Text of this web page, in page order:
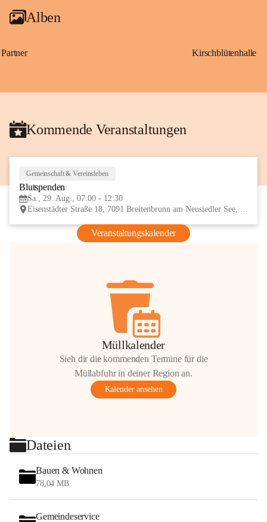
Alben
Partner Kirschblütenhalle
Kommende Veranstaltungen
Gemeinschaft & Vereinsleben
Blutspenden
Sa., 29. Aug., 07:00 - 12:30
Eisenstädter Straße 18, 7091 Breitenbrunn am Neusiedler See, AUT
Veranstaltungskalender
Müllkalender
Sieh dir die kommenden Termine für die
Müllabfuhr in deiner Region an.
Kalender ansehen
Dateien
Bauen & Wohnen
78,04 MB
Gemeindeservice